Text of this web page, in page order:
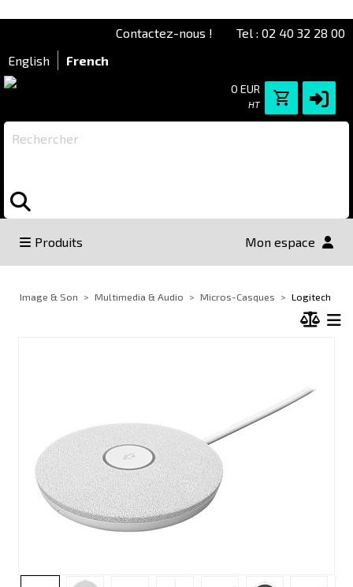
Tel : 02 40 32 28 00
Contactez-nous !
English
French
0 EUR
HT
Rechercher
Produits Mon espace
Image & Son Multimedia & Audio Micros-Casques Logitech